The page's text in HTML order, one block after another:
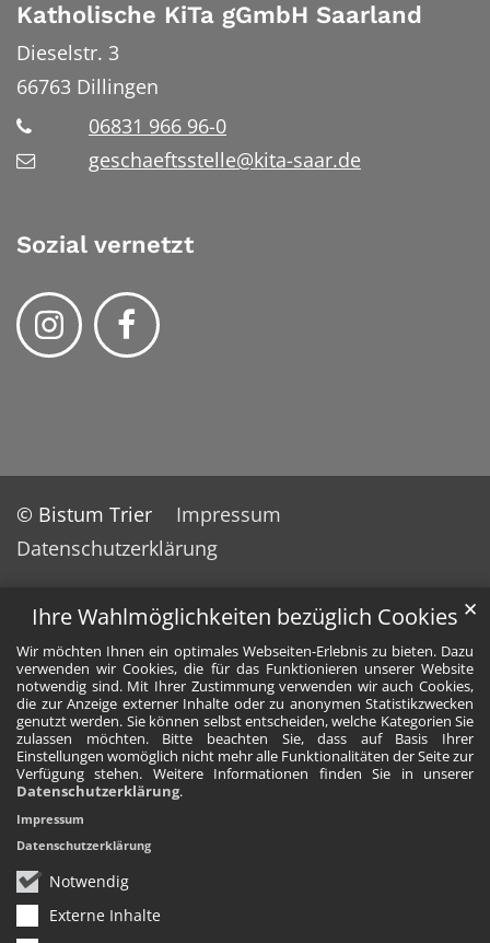
Ihre Wahlmöglichkeiten bezüglich Cookies
Wir möchten Ihnen ein optimales Webseiten-Erlebnis zu bieten. Dazu
verwenden wir Cookies, die für das Funktionieren unserer Website
notwendig sind. Mit Ihrer Zustimmung verwenden wir auch Cookies,
die zur Anzeige externer Inhalte oder zu anonymen Statistikzwecken
genutzt werden. Sie können selbst entscheiden, welche Kategorien Sie
zulassen möchten. Bitte beachten Sie, dass auf Basis Ihrer
Einstellungen womöglich nicht mehr alle Funktionalitäten der Seite zur
Verfügung stehen. Weitere Informationen finden Sie in unserer
Datenschutzerklärung.
Notwendig
Externe Inhalte
✕
Impressum
Datenschutzerklärung
Katholische KiTa gGmbH Saarland
Dieselstr. 3
66763 Dillingen
06831 966 96-0
geschaeftsstelle@kita-saar.de
Sozial vernetzt
© Bistum Trier
Impressum
Datenschutzerklärung